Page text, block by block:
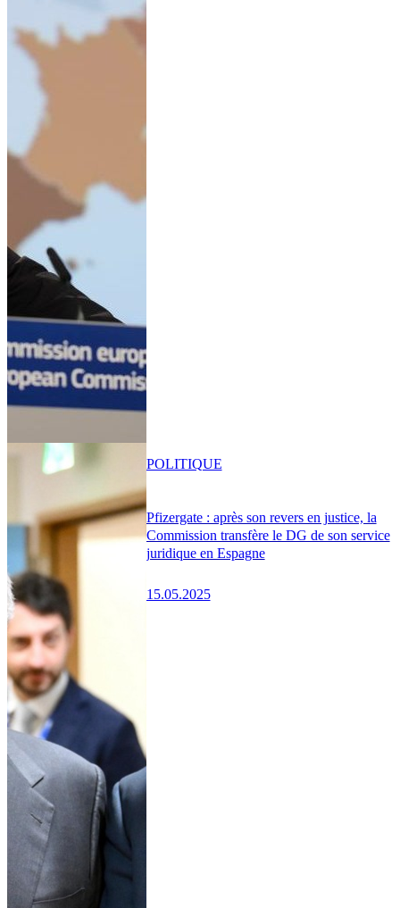
Pfizergate : après son revers en justice, la
Commission transfère le DG de son service
juridique en Espagne
15.05.2025
POLITIQUE